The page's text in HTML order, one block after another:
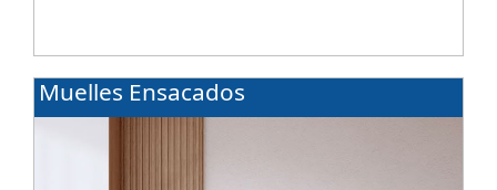
Muelles Ensacados